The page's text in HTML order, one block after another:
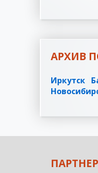
АРХИВ
Иркутск